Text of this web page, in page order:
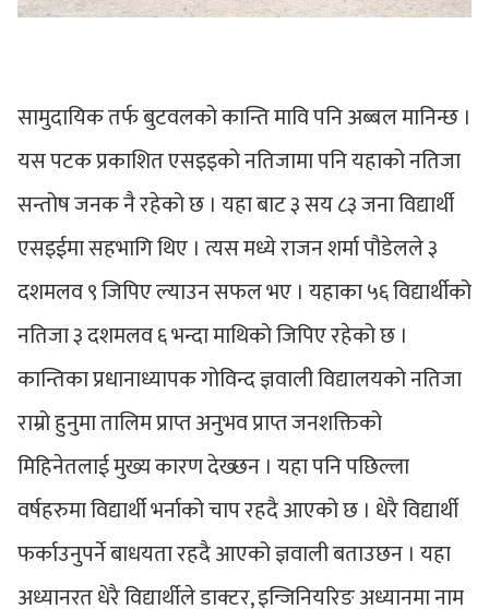
सामुदायिक तर्फ बुटवलको कान्ति मावि पनि अब्बल मानिन्छ ।
यस पटक प्रकाशित एसइइको नतिजामा पनि यहाको नतिजा
सन्तोष जनक नै रहेको छ । यहा बाट ३ सय ८३ जना विद्यार्थी
एसइईमा सहभागि थिए । त्यस मध्ये राजन शर्मा पौडेलले ३
दशमलव ९ जिपिए ल्याउन सफल भए । यहाका ५६ विद्यार्थीको
नतिजा ३ दशमलव ६ भन्दा माथिको जिपिए रहेको छ ।
कान्तिका प्रधानाध्यापक गोविन्द ज्ञवाली विद्यालयको नतिजा
राम्रो हुनुमा तालिम प्राप्त अनुभव प्राप्त जनशक्तिको
मिहिनेतलाई मुख्य कारण देख्छन । यहा पनि पछिल्ला
वर्षहरुमा विद्यार्थी भर्नाको चाप रहदै आएको छ । धेरै विद्यार्थी
फर्काउनुपर्ने बाधयता रहदै आएको ज्ञवाली बताउछन । यहा
अध्यानरत धेरै विद्यार्थीले डाक्टर, इन्जिनियरिङ अध्यानमा नाम